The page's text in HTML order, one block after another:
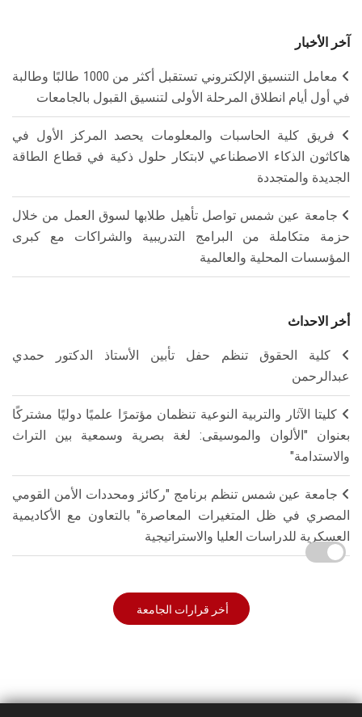
آخر الأخبار
معامل التنسيق الإلكتروني تستقبل أكثر من 1000 طالبًا وطالبة
في أول أيام انطلاق المرحلة الأولى لتنسيق القبول بالجامعات
فريق كلية الحاسبات والمعلومات يحصد المركز الأول في
هاكاثون الذكاء الاصطناعي لابتكار حلول ذكية في قطاع الطاقة
الجديدة والمتجددة
جامعة عين شمس تواصل تأهيل طلابها لسوق العمل من خلال
حزمة متكاملة من البرامج التدريبية والشراكات مع كبرى
المؤسسات المحلية والعالمية
أخر الاحداث
كلية الحقوق تنظم حفل تأبين الأستاذ الدكتور حمدي
عبدالرحمن
كليتا الآثار والتربية النوعية تنظمان مؤتمرًا علميًا دوليًا مشتركًا
بعنوان "الألوان والموسيقى: لغة بصرية وسمعية بين التراث
والاستدامة"
جامعة عين شمس تنظم برنامج "ركائز ومحددات الأمن القومي
المصري في ظل المتغيرات المعاصرة" بالتعاون مع الأكاديمية
العسكرية للدراسات العليا والاستراتيجية
أخر قرارات الجامعة